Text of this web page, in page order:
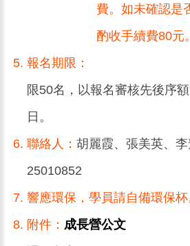
費。如未確認是
酌收手續費80元。
報名期限：
限50名，以報名審核先後序
日。
聯絡人： 胡麗霞、張美英、
25010852
響應環保，學員請自備環保杯
附件： 成長營公文